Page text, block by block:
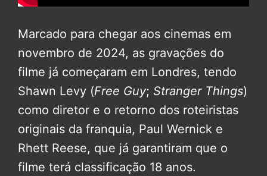
Marcado para chegar aos cinemas em
novembro de 2024, as gravações do
filme já começaram em Londres, tendo
Shawn Levy (Free Guy; Stranger Things)
como diretor e o retorno dos roteiristas
originais da franquia, Paul Wernick e
Rhett Reese, que já garantiram que o
filme terá classificação 18 anos.